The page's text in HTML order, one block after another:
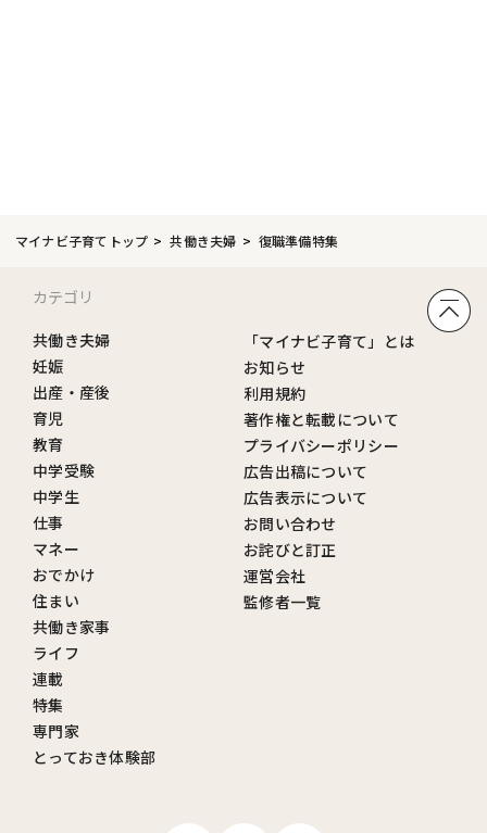
マイナビ子育てトップ 共働き夫婦 復職準備特集
カテゴリ
共働き夫婦
妊娠
出産・産後
育児
教育
中学受験
中学生
仕事
マネー
おでかけ
住まい
共働き家事
ライフ
連載
特集
専門家
とっておき体験部
「マイナビ子育て」とは
お知らせ
利用規約
著作権と転載について
プライバシーポリシー
広告出稿について
広告表示について
お問い合わせ
お詫びと訂正
運営会社
監修者一覧